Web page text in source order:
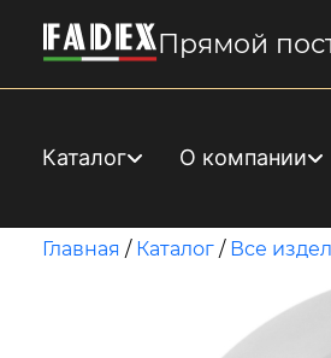
Прямой
Каталог О компании
Главная / Каталог / Все